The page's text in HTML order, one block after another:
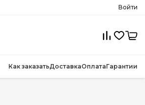
Войти
Как заказатьДоставкаОплатаГарантии